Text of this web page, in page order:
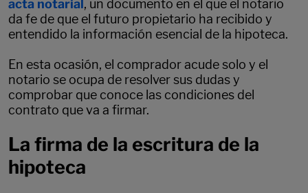
acta notarial, un documento en el que el notario
da fe de que el futuro propietario ha recibido y
entendido la información esencial de la hipoteca.
En esta ocasión, el comprador acude solo y el
notario se ocupa de resolver sus dudas y
comprobar que conoce las condiciones del
contrato que va a firmar.
La firma de la escritura de la
hipoteca